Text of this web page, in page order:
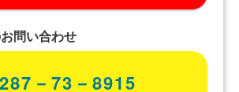
問い合わせ
－73－8915